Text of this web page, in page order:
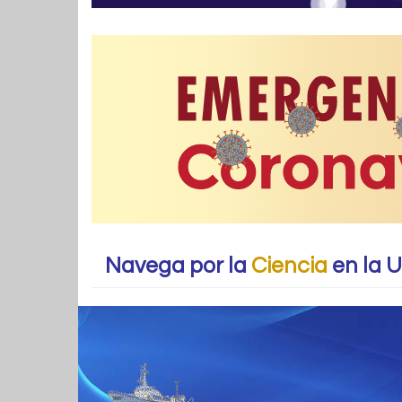
Navega por la Ciencia en la